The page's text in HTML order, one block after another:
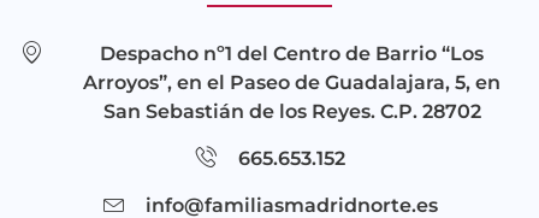
Despacho nº1 del Centro de Barrio “Los
Arroyos”, en el Paseo de Guadalajara, 5, en
San Sebastián de los Reyes. C.P. 28702
665.653.152
info@familiasmadridnorte.es